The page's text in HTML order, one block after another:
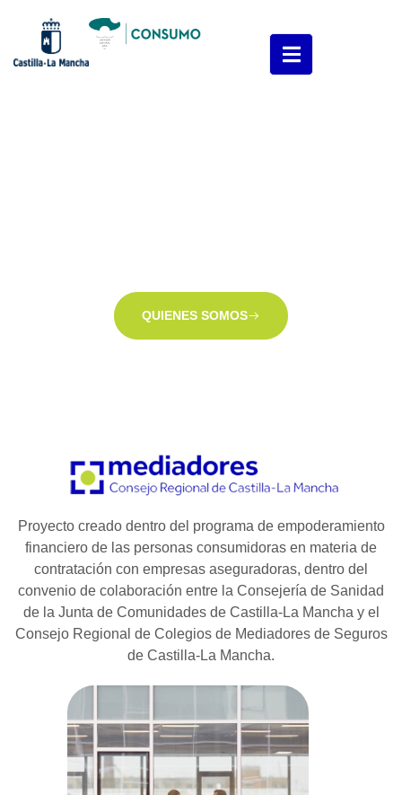
QUIENES SOMOS
Proyecto creado dentro del programa de empoderamiento
financiero de las personas consumidoras en materia de
contratación con empresas aseguradoras, dentro del
convenio de colaboración entre la Consejería de Sanidad
de la Junta de Comunidades de Castilla-La Mancha y el
Consejo Regional de Colegios de Mediadores de Seguros
de Castilla-La Mancha.